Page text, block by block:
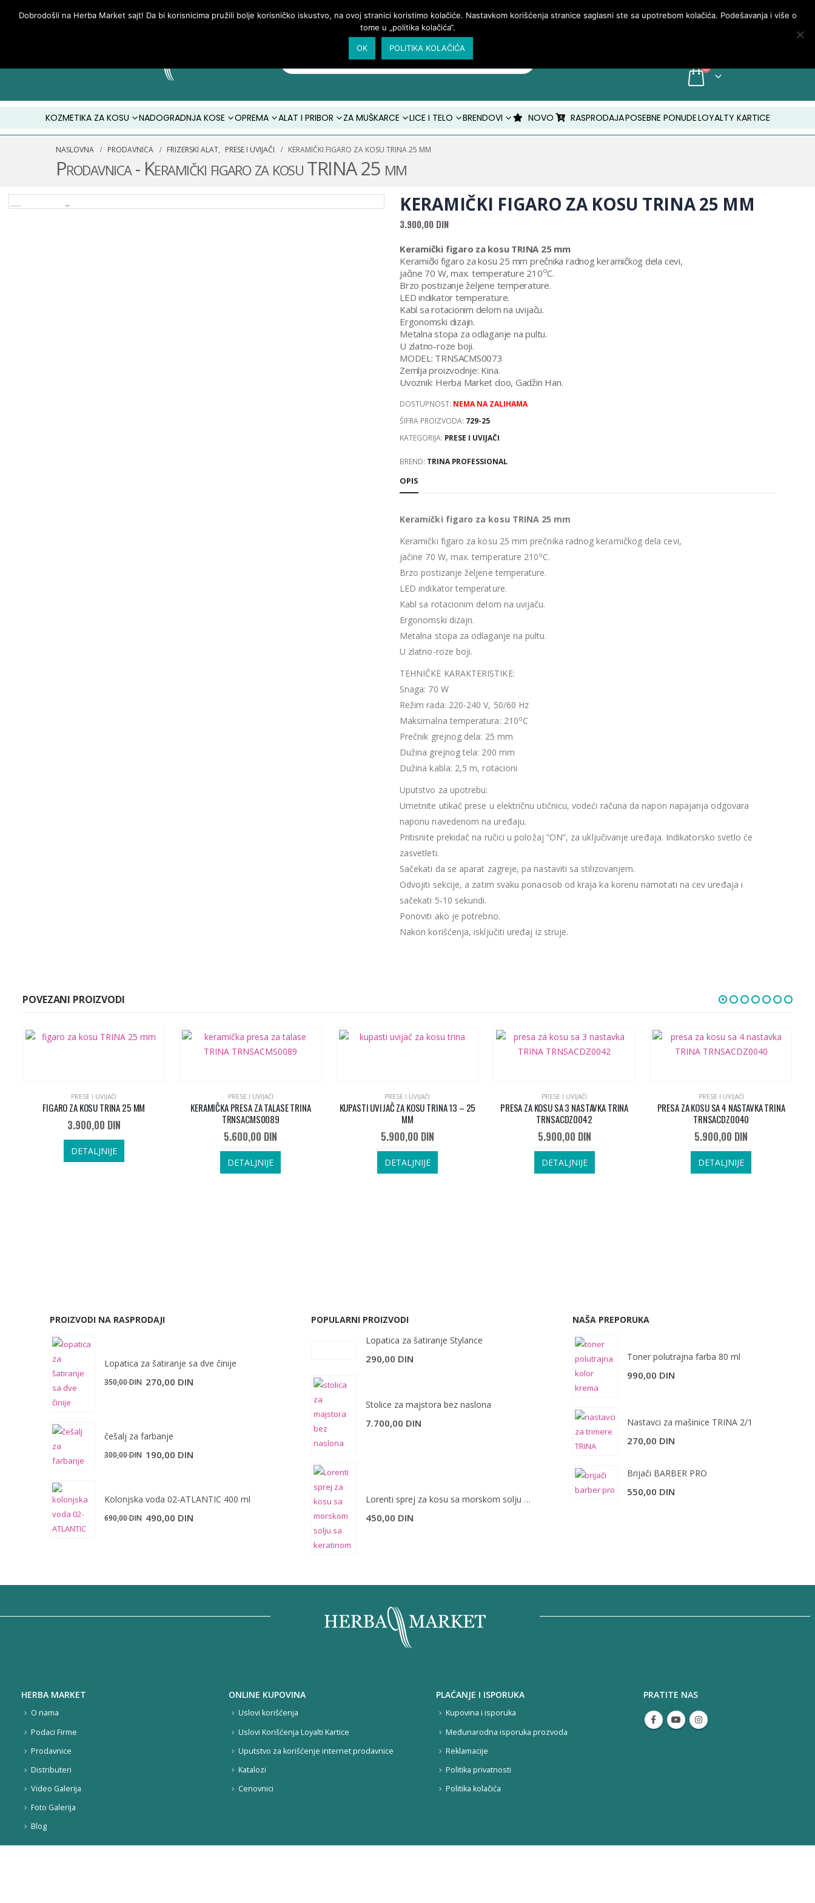
PRIJAVA/MOJ NALOG
KOZMETIKA ZA KOSU NADOGRADNJA KOSE OPREMA ALAT I PRIBOR ZA MUŠKARCE LICE I TELO BRENDOVI NOVO RASPRODAJAPOSEBNE PONUDELOYALTY KARTICE
NASLOVNA PRODAVNICA FRIZERSKI ALAT, PRESE I UVIJAČI KERAMIČKI FIGARO ZA KOSU TRINA 25 MM
Prodavnica - Keramički figaro za kosu TRINA 25 mm
KERAMIČKI FIGARO ZA KOSU TRINA 25 MM
3.900,00 DIN
Keramički figaro za kosu TRINA 25 mm
Keramički figaro za kosu 25 mm prečnika radnog keramičkog dela cevi,
jačine 70 W, max. temperature 210oC.
Brzo postizanje željene temperature.
LED indikator temperature.
Kabl sa rotacionim delom na uvijaču.
Ergonomski dizajn.
Metalna stopa za odlaganje na pultu.
U zlatno-roze boji.
MODEL: TRNSACMS0073
Zemlja proizvodnje: Kina.
Uvoznik: Herba Market doo, Gadžin Han.
DOSTUPNOST: NEMA NA ZALIHAMA
ŠIFRA PROIZVODA: 729-25
KATEGORIJA: PRESE I UVIJAČI
BREND: TRINA PROFESSIONAL
OPIS
Keramički figaro za kosu TRINA 25 mm
Keramički figaro za kosu 25 mm prečnika radnog keramičkog dela cevi,
jačine 70 W, max. temperature 210oC.
Brzo postizanje željene temperature.
LED indikator temperature.
Kabl sa rotacionim delom na uvijaču.
Ergonomski dizajn.
Metalna stopa za odlaganje na pultu.
U zlatno-roze boji.
TEHNIČKE KARAKTERISTIKE:
Snaga: 70 W
Režim rada: 220-240 V, 50/60 Hz
Maksimalna temperatura: 210oC
Prečnik grejnog dela: 25 mm
Dužina grejnog tela: 200 mm
Dužina kabla: 2,5 m, rotacioni
Uputstvo za upotrebu:
Umetnite utikač prese u električnu utičnicu, vodeći računa da napon napajanja odgovara
naponu navedenom na uređaju.
Pritisnite prekidač na ručici u položaj “ON”, za uključivanje uređaja. Indikatorsko svetlo će
zasvetleti.
Sačekati da se aparat zagreje, pa nastaviti sa stilizovanjem.
Odvojiti sekcije, a zatim svaku ponaosob od kraja ka korenu namotati na cev uređaja i
sačekati 5-10 sekundi.
Ponoviti ako je potrebno.
Nakon korišćenja, isključiti uređaj iz struje.
POVEZANI PROIZVODI
PRESE I UVIJAČI
FIGARO ZA KOSU TRINA 25 MM
3.900,00 DIN
DETALJNIJE
PRESE I UVIJAČI
KERAMIČKA PRESA ZA TALASE TRINA
TRNSACMS0089
5.600,00 DIN
DETALJNIJE
PRESE I UVIJAČI
KUPASTI UVIJAČ ZA KOSU TRINA 13 – 25
MM
5.900,00 DIN
DETALJNIJE
PRESE I UVIJAČI
PRESA ZA KOSU SA 3 NASTAVKA TRINA
TRNSACDZ0042
5.900,00 DIN
DETALJNIJE
PRESE I UVIJAČI
PRESA ZA KOSU SA 4 NASTAVKA TRINA
TRNSACDZ0040
5.900,00 DIN
DETALJNIJE
PROIZVODI NA RASPRODAJI
Lopatica za šatiranje sa dve činije
350,00DIN Originalna
350,00 DIN.
270,00 DIN
češalj za farbanje
300,00DIN Originalna
bila:
190,00 DIN
190,00 DIN.
Kolonjska voda 02-ATLANTIC 400 ml
690,00DIN Originalna
490,00 DIN
POPULARNI PROIZVODI
Lopatica za šatiranje Stylance
290,00 DIN
Stolice za majstora bez naslona
7.700,00 DIN
Lorenti sprej za kosu sa morskom solju sa keratinom 200 ml
450,00 DIN
NAŠA PREPORUKA
Toner polutrajna farba 80 ml
990,00 DIN
Nastavci za mašinice TRINA 2/1
270,00 DIN
Brijači BARBER PRO
550,00 DIN
HERBA MARKET
O nama
Podaci Firme
Prodavnice
Distributeri
Video Galerija
Foto Galerija
Blog
ONLINE KUPOVINA
Uslovi korišćenja
Uslovi Korišćenja Loyalti Kartice
Uputstvo za korišćenje internet prodavnice
Katalozi
Cenovnici
PLAĆANJE I ISPORUKA
Kupovina i isporuka
Međunarodna isporuka prozvoda
Reklamacije
Politika privatnosti
Politika kolačića
PRATITE NAS
Dobrodošli na Herba Market sajt! Da bi korisnicima pružili bolje korisničko iskustvo, na ovoj stranici koristimo kolačiće. Nastavkom korišćenja stranice saglasni ste sa upotrebom kolačića. Podešavanja i više o
tome u „politika kolačića“.
OK POLITIKA KOLAČIĆA